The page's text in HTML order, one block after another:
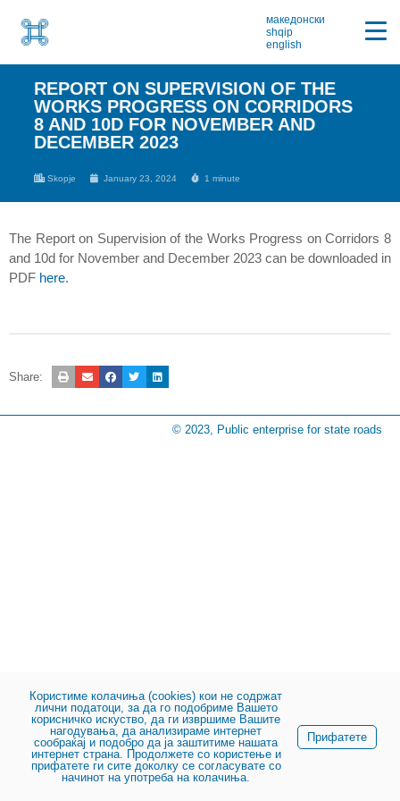
македонски
shqip
english
REPORT ON SUPERVISION OF THE
WORKS PROGRESS ON CORRIDORS
8 AND 10D FOR NOVEMBER AND
DECEMBER 2023
Skopje January 23, 2024 1 minute
The Report on Supervision of the Works Progress on Corridors 8
and 10d for November and December 2023 can be downloaded in
PDF here.
Share:
© 2023, Public enterprise for state roads
Користиме колачиња (cookies) кои не содржат
лични податоци, за да го подобриме Вашето
корисничко искуство, да ги извршиме Вашите
нагодувања, да анализираме интернет
сообраќај и подобро да ја заштитиме нашата
интернет страна. Продолжете со користење и
прифатете ги сите доколку се согласувате со
начинот на употреба на колачиња.
Прифатете